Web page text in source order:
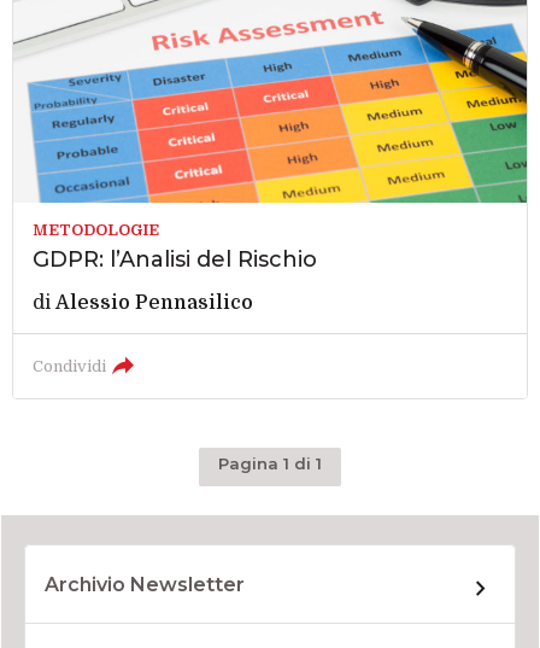
METODOLOGIE
GDPR: l’Analisi del Rischio
diAlessio Pennasilico
Condividi
Pagina 1 di 1
Archivio Newsletter